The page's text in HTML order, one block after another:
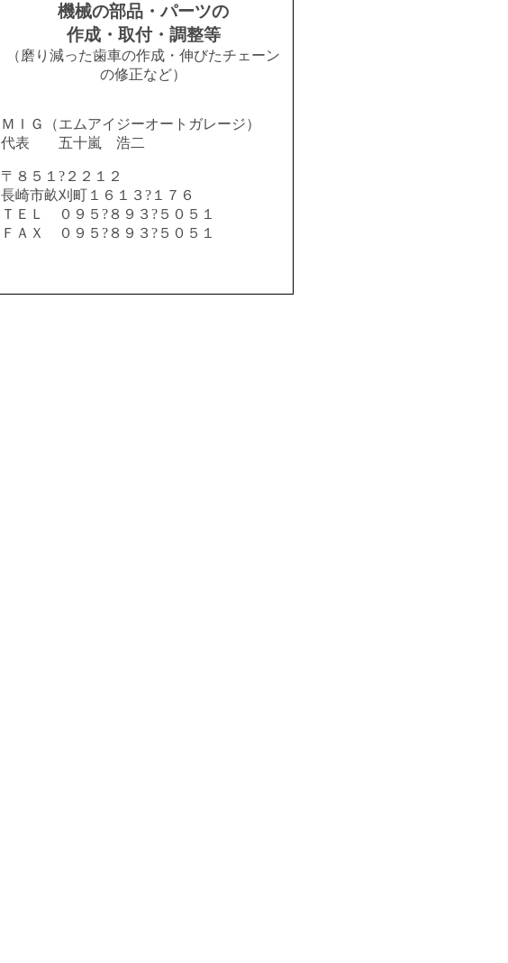
機械の部品・パーツの
作成・取付・調整等
（磨り減った歯車の作成・伸びたチェーン
の修正など）
ＭＩＧ（エムアイジーオートガレージ）
代表 五十嵐 浩二
〒８５１?２２１２
長崎市畝刈町１６１３?１７６
ＴＥＬ ０９５?８９３?５０５１
ＦＡＸ ０９５?８９３?５０５１